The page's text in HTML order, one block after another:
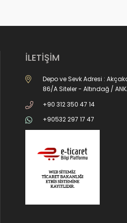
İLETİŞİM
Depo ve Sevk Adresi :
86/A Siteler - Altındağ /
+90 312 350 47 14
+90532 297 17 47